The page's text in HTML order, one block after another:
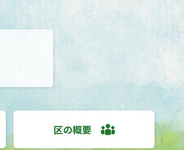
区の概要